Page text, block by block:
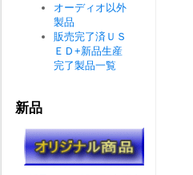
オーディオ以外
製品
販売完了済ＵＳ
ＥＤ+新品生産
完了製品一覧
新品